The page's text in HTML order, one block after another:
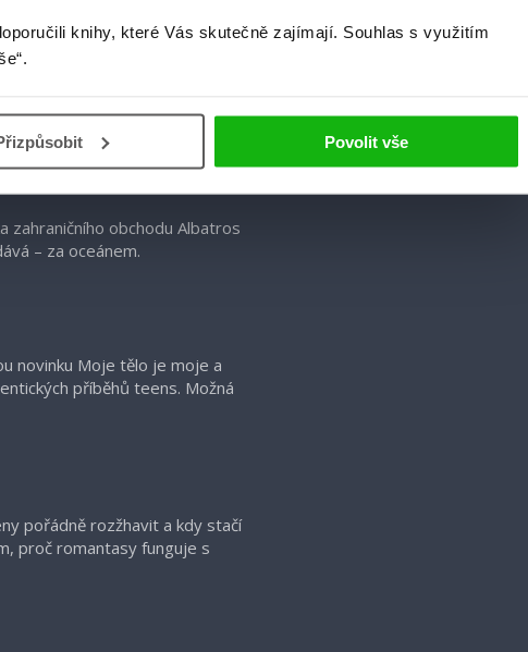
knihy, které Vás skutečně zajímají. Souhlas s využitím
Povolit vše
o pokračováních,
vracet a jak je dovést ke
zahraničního obchodu Albatros
– za oceánem.
novinku Moje tělo je moje a
příběhů teens. Možná
pořádně rozžhavit a kdy stačí
proč romantasy funguje s